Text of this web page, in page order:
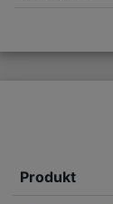
Produkt